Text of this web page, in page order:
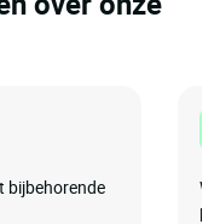
bijbehorende